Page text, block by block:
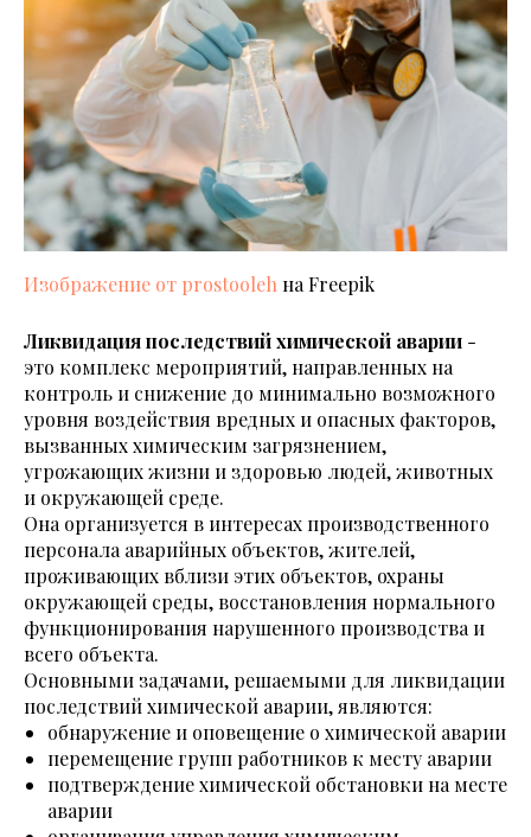
Изображение от prostooleh на Freepik
Ликвидация последствий химической аварии -
это комплекс мероприятий, направленных на
контроль и снижение до минимально возможного
уровня воздействия вредных и опасных факторов,
вызванных химическим загрязнением,
угрожающих жизни и здоровью людей, животных
и окружающей среде.
Она организуется в интересах производственного
персонала аварийных объектов, жителей,
проживающих вблизи этих объектов, охраны
окружающей среды, восстановления нормального
функционирования нарушенного производства и
всего объекта.
Основными задачами, решаемыми для ликвидации
последствий химической аварии, являются:
обнаружение и оповещение о химической аварии
перемещение групп работников к месту аварии
подтверждение химической обстановки на месте
аварии